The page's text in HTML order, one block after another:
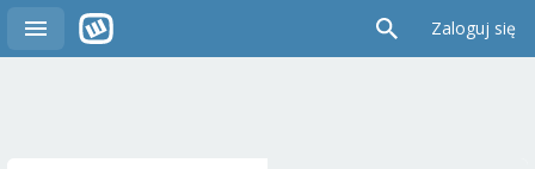
Zaloguj się